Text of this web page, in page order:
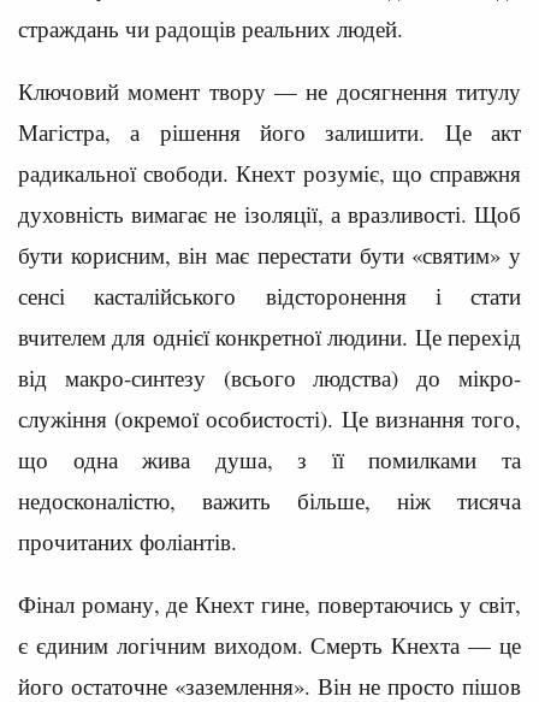
страждань чи радощів реальних людей.
Ключовий момент твору — не досягнення титулу
Магістра, а рішення його залишити. Це акт
радикальної свободи. Кнехт розуміє, що справжня
духовність вимагає не ізоляції, а вразливості. Щоб
бути корисним, він має перестати бути «святим» у
сенсі касталійського відсторонення і стати
вчителем для однієї конкретної людини. Це перехід
від макро-синтезу (всього людства) до мікро-
служіння (окремої особистості). Це визнання того,
що одна жива душа, з її помилками та
недосконалістю, важить більше, ніж тисяча
прочитаних фоліантів.
Фінал роману, де Кнехт гине, повертаючись у світ,
є єдиним логічним виходом. Смерть Кнехта — це
його остаточне «заземлення». Він не просто пішов